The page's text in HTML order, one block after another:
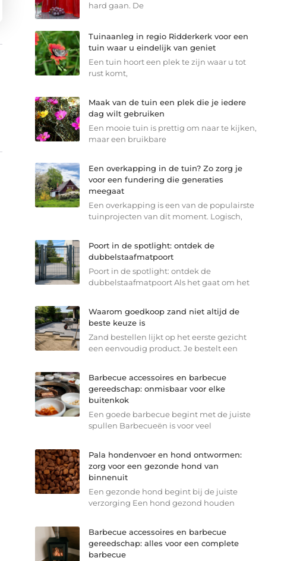
hard gaan. De
Tuinaanleg in regio Ridderkerk voor een
tuin waar u eindelijk van geniet
Een tuin hoort een plek te zijn waar u tot
rust komt,
Maak van de tuin een plek die je iedere
dag wilt gebruiken
Een mooie tuin is prettig om naar te kijken,
maar een bruikbare
Een overkapping in de tuin? Zo zorg je
voor een fundering die generaties
meegaat
Een overkapping is een van de populairste
tuinprojecten van dit moment. Logisch,
Poort in de spotlight: ontdek de
dubbelstaafmatpoort
Poort in de spotlight: ontdek de
dubbelstaafmatpoort Als het gaat om het
Waarom goedkoop zand niet altijd de
beste keuze is
Zand bestellen lijkt op het eerste gezicht
een eenvoudig product. Je bestelt een
Barbecue accessoires en barbecue
gereedschap: onmisbaar voor elke
buitenkok
Een goede barbecue begint met de juiste
spullen Barbecueën is voor veel
Pala hondenvoer en hond ontwormen:
zorg voor een gezonde hond van
binnenuit
Een gezonde hond begint bij de juiste
verzorging Een hond gezond houden
Barbecue accessoires en barbecue
gereedschap: alles voor een complete
barbecue